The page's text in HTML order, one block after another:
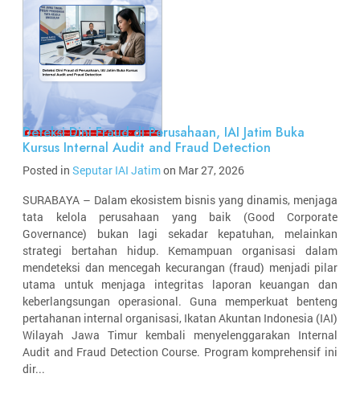
Deteksi Dini Fraud di Perusahaan, IAI Jatim Buka
Kursus Internal Audit and Fraud Detection
Posted in Seputar IAI Jatimon Mar 27, 2026
SURABAYA – Dalam ekosistem bisnis yang dinamis, menjaga
tata kelola perusahaan yang baik (Good Corporate
Governance) bukan lagi sekadar kepatuhan, melainkan
strategi bertahan hidup. Kemampuan organisasi dalam
mendeteksi dan mencegah kecurangan (fraud) menjadi pilar
utama untuk menjaga integritas laporan keuangan dan
keberlangsungan operasional. Guna memperkuat benteng
pertahanan internal organisasi, Ikatan Akuntan Indonesia (IAI)
Wilayah Jawa Timur kembali menyelenggarakan Internal
Audit and Fraud Detection Course. Program komprehensif ini
dir...